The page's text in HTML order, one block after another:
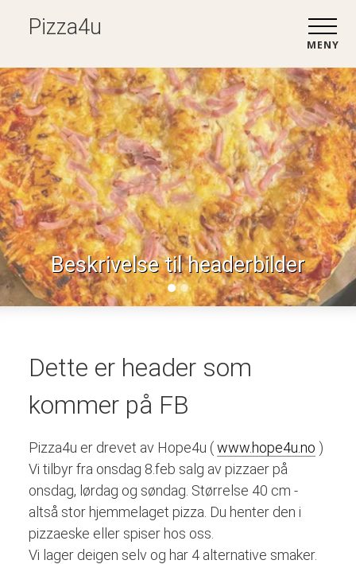
Pizza4u
MENY
Beskrivelse til headerbilder
Dette er header som
kommer på FB
Pizza4u er drevet av Hope4u (www.hope4u.no )
Vi tilbyr fra onsdag 8.feb salg av pizzaer på
onsdag, lørdag og søndag. Størrelse 40 cm -
altså stor hjemmelaget pizza. Du henter den i
pizzaeske eller spiser hos oss.
Vi lager deigen selv og har 4 alternative smaker.